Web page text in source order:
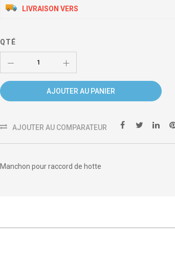
LIVRAISON VERS
QTÉ
AJOUTER AU PANIER
AJOUTER AU COMPARATEUR
Manchon pour raccord de hotte